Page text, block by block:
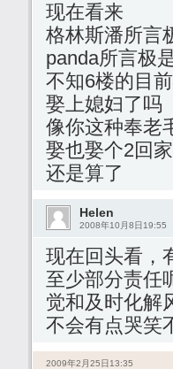
现在看来
格林斯潘所言
panda所言极
不知6楼的目
娶上媳妇了吗
像你这种奉老
娶也娶个2回家
还是算了
Helen
2008年10月8日19:55
现在回头看，
至少部分责任
觉和及时化解
不会有点哭笑
2009年2月25日13:35